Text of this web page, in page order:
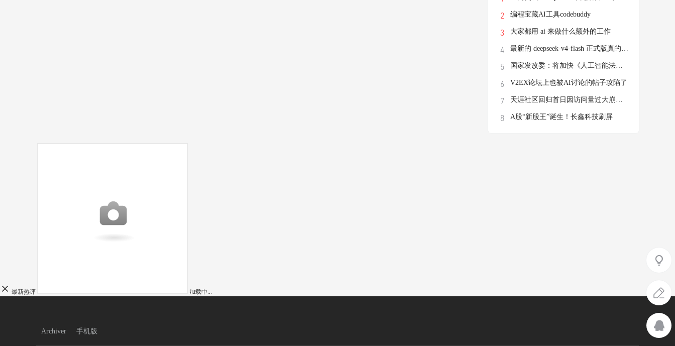
编程宝藏AI工具codebuddy
大家都用 ai 来做什么额外的工作
最新的 deepseek-v4-flash 正式版真的有这
国家发改委：将加快《人工智能法》立法进程
V2EX论坛上也被AI讨论的帖子攻陷了
天涯社区回归首日因访问量过大崩溃，前执行
A股“新股王”诞生！长鑫科技刷屏
最新热评 加载中...
Archiver 手机版